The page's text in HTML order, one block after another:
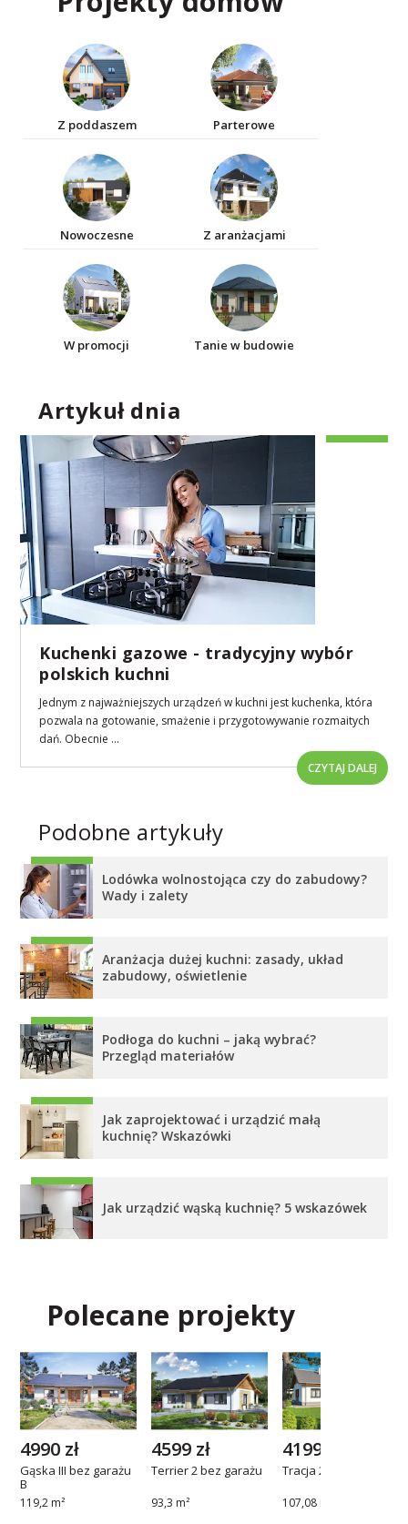
Z poddaszem Parterowe
Nowoczesne Z aranżacjami
W promocji Tanie w budowie
Artykuł dnia
Kuchenki gazowe - tradycyjny wybór
polskich kuchni
Jednym z najważniejszych urządzeń w kuchni jest kuchenka, która
pozwala na gotowanie, smażenie i przygotowywanie rozmaitych
dań. Obecnie ...
CZYTAJ DALEJ
Podobne artykuły
Lodówka wolnostojąca czy do zabudowy?
Wady i zalety
Aranżacja dużej kuchni: zasady, układ
zabudowy, oświetlenie
Podłoga do kuchni – jaką wybrać?
Przegląd materiałów
Jak zaprojektować i urządzić małą
kuchnię? Wskazówki
Jak urządzić wąską kuchnię? 5 wskazówek
Polecane projekty
Gąska III bez garażu
B
119,2 m²
4990 zł
Terrier 2 bez garażu
93,3 m²
4599 zł
Tracja 2 G1
107,08 m²
4199 zł